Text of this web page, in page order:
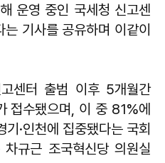
운영 중인 국세청 신고센
기사를 공유하며 이같이
센터 출범 이후 5개월간
접수됐으며, 이 중 81%에
·인천에 집중됐다는 국회
규근 조국혁신당 의원실